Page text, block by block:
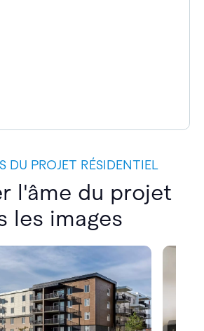
DU PROJET RÉSIDENTIEL
l'âme du projet
les images